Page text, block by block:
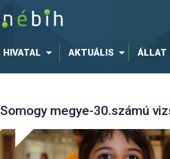
HIVATAL AKTUÁLIS ÁLLAT
Somogy megye-30.számú